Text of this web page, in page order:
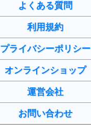
よくある質問
利用規約
プライバシーポリシー
オンラインショップ
運営会社
お問い合わせ